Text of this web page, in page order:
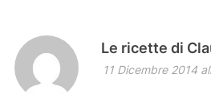
Le ricette di
11 Dicembre 2014